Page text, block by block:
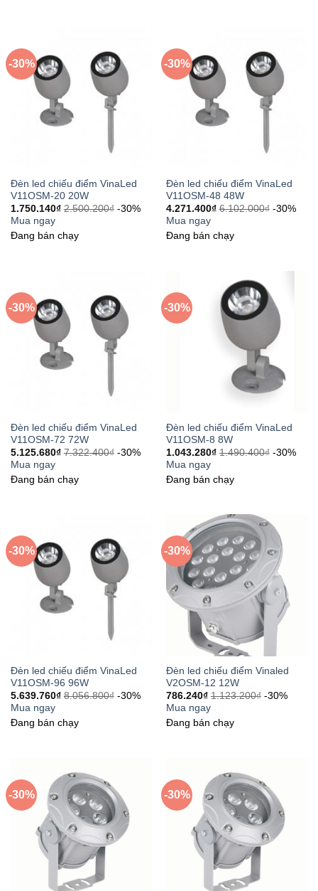
-30%
Đèn led chiếu điểm VinaLed
V11OSM-20 20W
1.750.140₫ 2.500.200₫ -30%
Mua ngay
Đang bán chạy
-30%
Đèn led chiếu điểm VinaLed
V11OSM-48 48W
4.271.400₫ 6.102.000₫ -30%
Mua ngay
Đang bán chạy
-30%
Đèn led chiếu điểm VinaLed
V11OSM-72 72W
5.125.680₫ 7.322.400₫ -30%
Mua ngay
Đang bán chạy
-30%
Đèn led chiếu điểm VinaLed
V11OSM-8 8W
1.043.280₫ 1.490.400₫ -30%
Mua ngay
Đang bán chạy
-30%
Đèn led chiếu điểm VinaLed
V11OSM-96 96W
5.639.760₫ 8.056.800₫ -30%
Mua ngay
Đang bán chạy
-30%
Đèn led chiếu điểm Vinaled
V2OSM-12 12W
786.240₫ 1.123.200₫ -30%
Mua ngay
Đang bán chạy
-30% -30%